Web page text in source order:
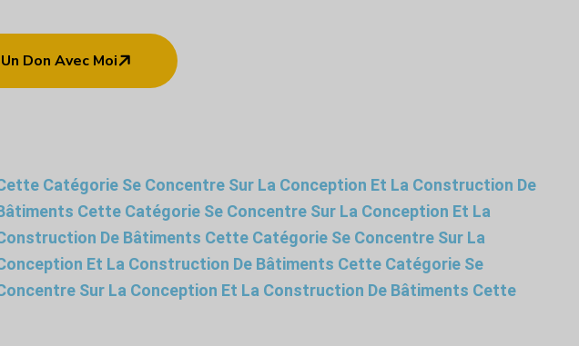
Don Avec Moi
Catégorie Se Concentre Sur La Conception Et La Construction De
Cette Catégorie Se Concentre Sur La Conception Et La
De Bâtiments Cette Catégorie Se Concentre Sur La
Et La Construction De Bâtiments Cette Catégorie Se
Sur La Conception Et La Construction De Bâtiments Cette